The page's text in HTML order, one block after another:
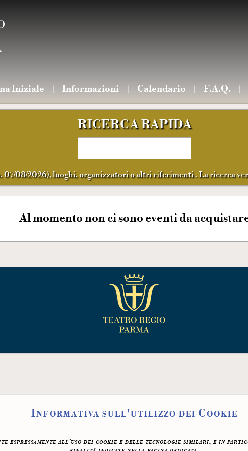
Iniziale Informazioni Calendario F.A.Q.
RICERCA RAPIDA
07/08/2026), luoghi, organizzatori o altri riferimenti . La ricerca
Al momento non ci sono eventi da
Informativa sull'utilizzo dei Cookie
espressamente all'uso dei cookie e delle tecnologie similari, e in